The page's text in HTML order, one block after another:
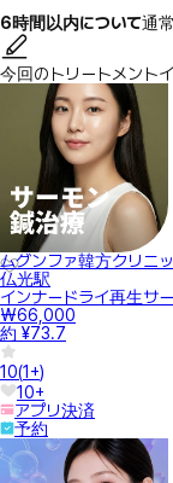
6時間以内について通
今回のトリートメント
ムグンファ韓方クリニ
仏光駅
インナードライ再生サ
₩66,000
約 ¥73.7
10(1+)
10+
アプリ決済
予約